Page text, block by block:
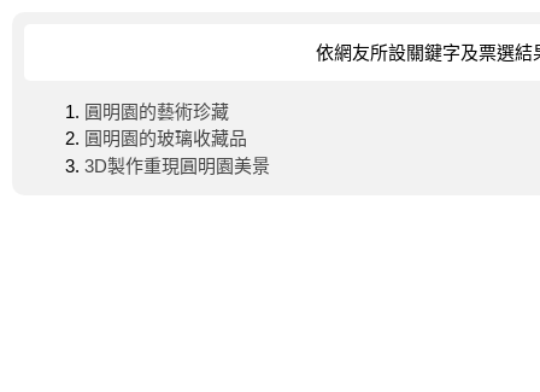
依網友所設關鍵字及票選結
圓明園的藝術珍藏
圓明園的玻璃收藏品
3D製作重現圓明園美景